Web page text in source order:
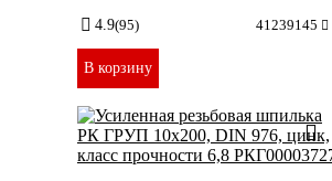
4.9(95) 41239145
В корзину